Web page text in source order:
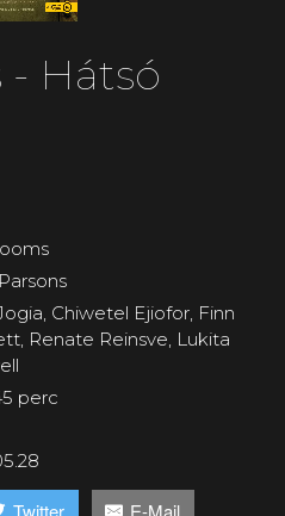
- Hátsó
Chiwetel Ejiofor, Finn
Renate Reinsve, Lukita
perc
Twitter E-Mail